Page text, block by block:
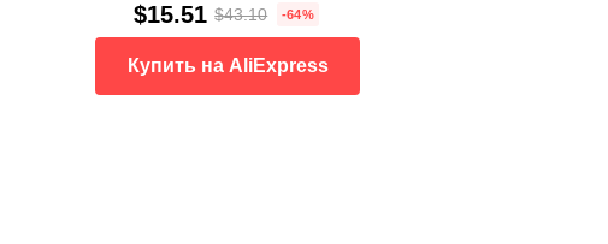
$15.51 $43.10 -64%
Купить на AliExpress